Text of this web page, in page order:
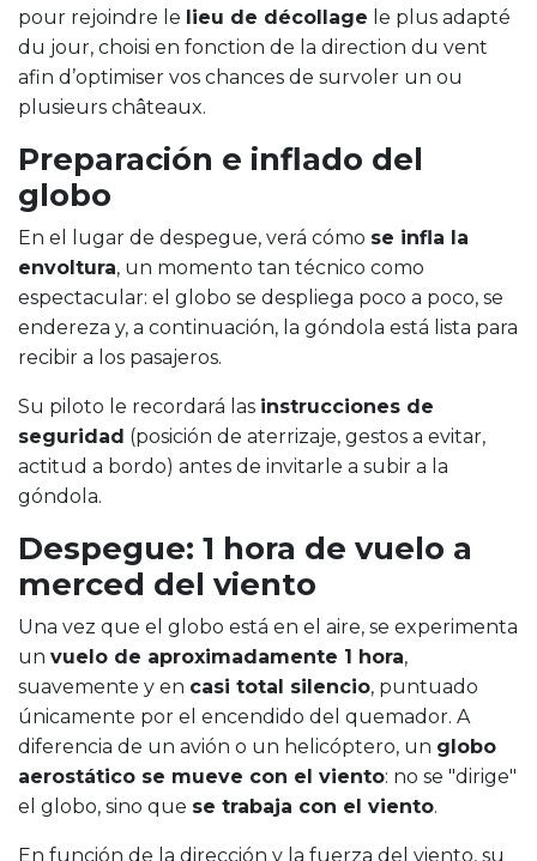
pour rejoindre le lieu de décollage le plus adapté
du jour, choisi en fonction de la direction du vent
afin d’optimiser vos chances de survoler un ou
plusieurs châteaux.
Preparación e inflado del
globo
En el lugar de despegue, verá cómo se infla la
envoltura, un momento tan técnico como
espectacular: el globo se despliega poco a poco, se
endereza y, a continuación, la góndola está lista para
recibir a los pasajeros.
Su piloto le recordará las instrucciones de
seguridad (posición de aterrizaje, gestos a evitar,
actitud a bordo) antes de invitarle a subir a la
góndola.
Despegue: 1 hora de vuelo a
merced del viento
Una vez que el globo está en el aire, se experimenta
un vuelo de aproximadamente 1 hora,
suavemente y en casi total silencio, puntuado
únicamente por el encendido del quemador. A
diferencia de un avión o un helicóptero, un globo
aerostático se mueve con el viento: no se "dirige"
el globo, sino que se trabaja con el viento.
En función de la dirección y la fuerza del viento, su